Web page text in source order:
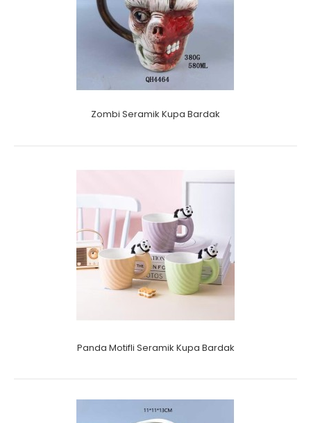
Zombi Seramik Kupa Bardak
Panda Motifli Seramik Kupa Bardak